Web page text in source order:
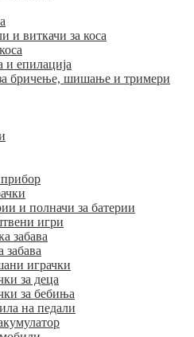
и виткачи за коса
и епилација
бричење, шишање и тримери
и полначи за батерии
игри
забава
забава
играчки
за деца
за бебиња
на педали